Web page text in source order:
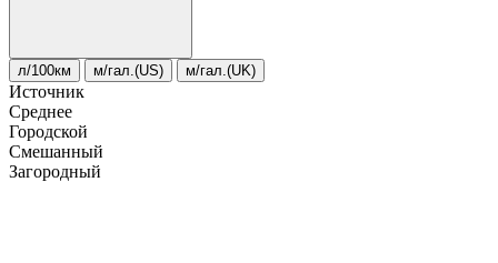
л/100км м/гал.(US) м/гал.(UK)
Источник
Среднее
Городской
Смешанный
Загородный